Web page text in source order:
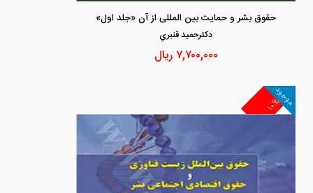
حقوق بشر و حمایت بین المللی از آن «جلد اول»
دكترحميد قنبري
۷,۷۰۰,۰۰۰ ریال
۱۰%
موجود